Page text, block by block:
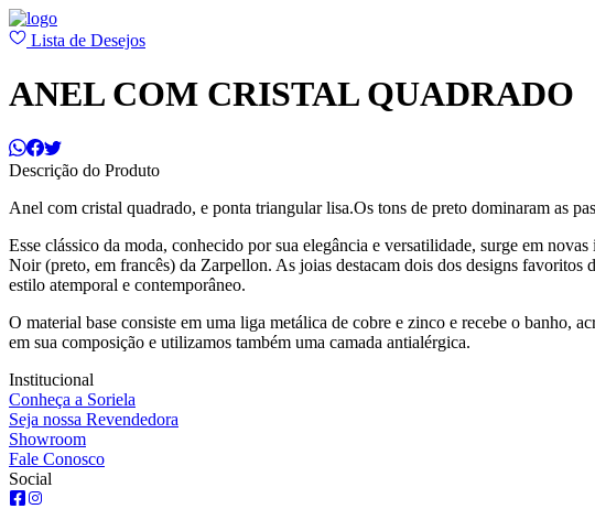
Lista de Desejos
ANEL COM CRISTAL QUADRADO
Descrição do Produto
Anel com cristal quadrado, e ponta triangular lisa.Os tons de preto dominaram as
Esse clássico da moda, conhecido por sua elegância e versatilidade, surge em
Noir (preto, em francês) da Zarpellon. As joias destacam dois dos designs
estilo atemporal e contemporâneo.
O material base consiste em uma liga metálica de cobre e zinco e recebe o banho,
em sua composição e utilizamos também uma camada antialérgica.
Institucional
Conheça a Soriela
Seja nossa Revendedora
Showroom
Fale Conosco
Social